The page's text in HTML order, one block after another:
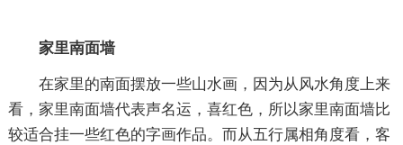
家里南面墙
在家里的南面摆放一些山水画，因为从风水角度上来
看，家里南面墙代表声名运，喜红色，所以家里南面墙比
较适合挂一些红色的字画作品。而从五行属相角度看，客